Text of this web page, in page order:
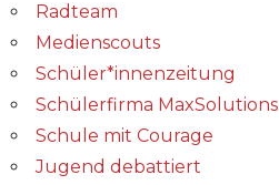
Radteam
Medienscouts
Schüler*innenzeitung
Schülerfirma MaxSolutions
Schule mit Courage
Jugend debattiert